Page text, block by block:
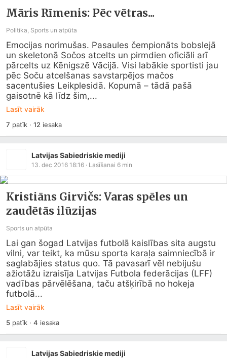
Māris Rīmenis: Pēc vētras...
Politika, Sports un atpūta
Emocijas norimušas. Pasaules čempionāts bobslejā
un skeletonā Sočos atcelts un pirmdien oficiāli arī
pārcelts uz Kēnigszē Vācijā. Visi labākie sportisti jau
pēc Soču atcelšanas savstarpējos mačos
sacentušies Leikplesidā. Kopumā – tādā pašā
gaisotnē kā līdz šim,...
Lasīt vairāk
7 patīk ·12 iesaka
Latvijas Sabiedriskie mediji
13. dec 2016 18:16 · Lasīšanai 6 min
Kristiāns Girvičs: Varas spēles un
zaudētās ilūzijas
Sports un atpūta
Lai gan šogad Latvijas futbolā kaislības sita augstu
vilni, var teikt, ka mūsu sporta karaļa saimniecībā ir
saglabājies status quo. Tā pavasarī vēl nebijušu
ažiotāžu izraisīja Latvijas Futbola federācijas (LFF)
vadības pārvēlēšana, taču atšķirībā no hokeja
futbolā...
Lasīt vairāk
5patīk ·4 iesaka
Latvijas Sabiedriskie mediji